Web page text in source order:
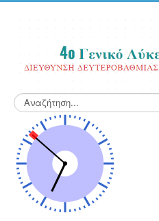
Αναζήτηση...